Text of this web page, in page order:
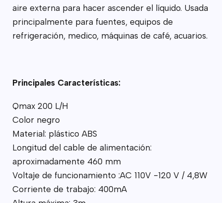
aire externa para hacer ascender el líquido. Usada
principalmente para fuentes, equipos de
refrigeración, medico, máquinas de café, acuarios.
Principales Características:
Qmax 200 L/H
Color negro
Material: plástico ABS
Longitud del cable de alimentación:
aproximadamente 460 mm
Voltaje de funcionamiento :AC 110V -120 V / 4,8W
Corriente de trabajo: 400mA